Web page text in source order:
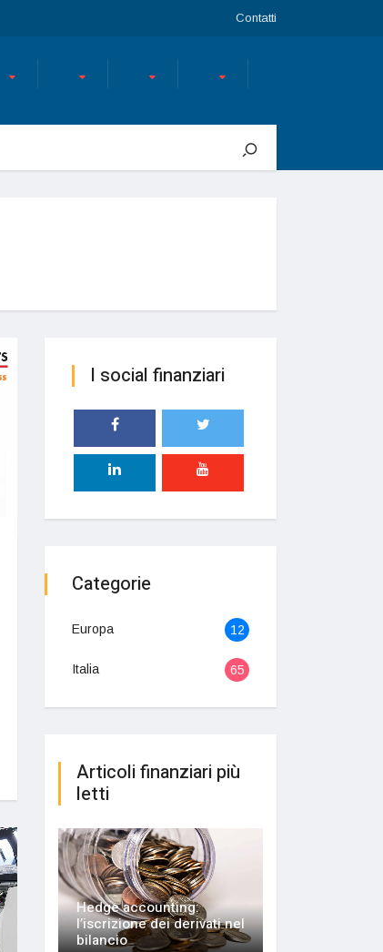
Contatti
I social finanziari
Categorie
Europa 12
Italia 65
Articoli finanziari più
letti
Hedge accounting:
l’iscrizione dei derivati nel
bilancio